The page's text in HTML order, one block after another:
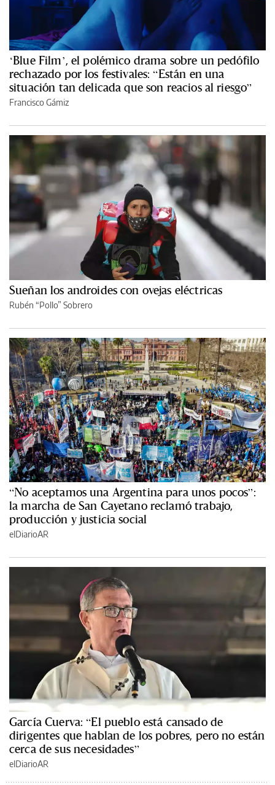
‘Blue Film’, el polémico drama sobre un pedófilo
rechazado por los festivales: “Están en una
situación tan delicada que son reacios al riesgo”
Francisco Gámiz
Sueñan los androides con ovejas eléctricas
Rubén “Pollo” Sobrero
“No aceptamos una Argentina para unos pocos”:
la marcha de San Cayetano reclamó trabajo,
producción y justicia social
elDiarioAR
García Cuerva: “El pueblo está cansado de
dirigentes que hablan de los pobres, pero no están
cerca de sus necesidades”
elDiarioAR